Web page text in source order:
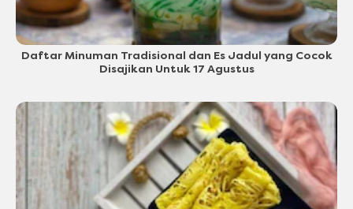
Daftar Minuman Tradisional dan Es Jadul yang Cocok
Disajikan Untuk 17 Agustus